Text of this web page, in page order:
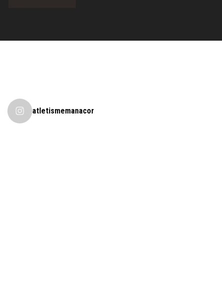
atletismemanacor